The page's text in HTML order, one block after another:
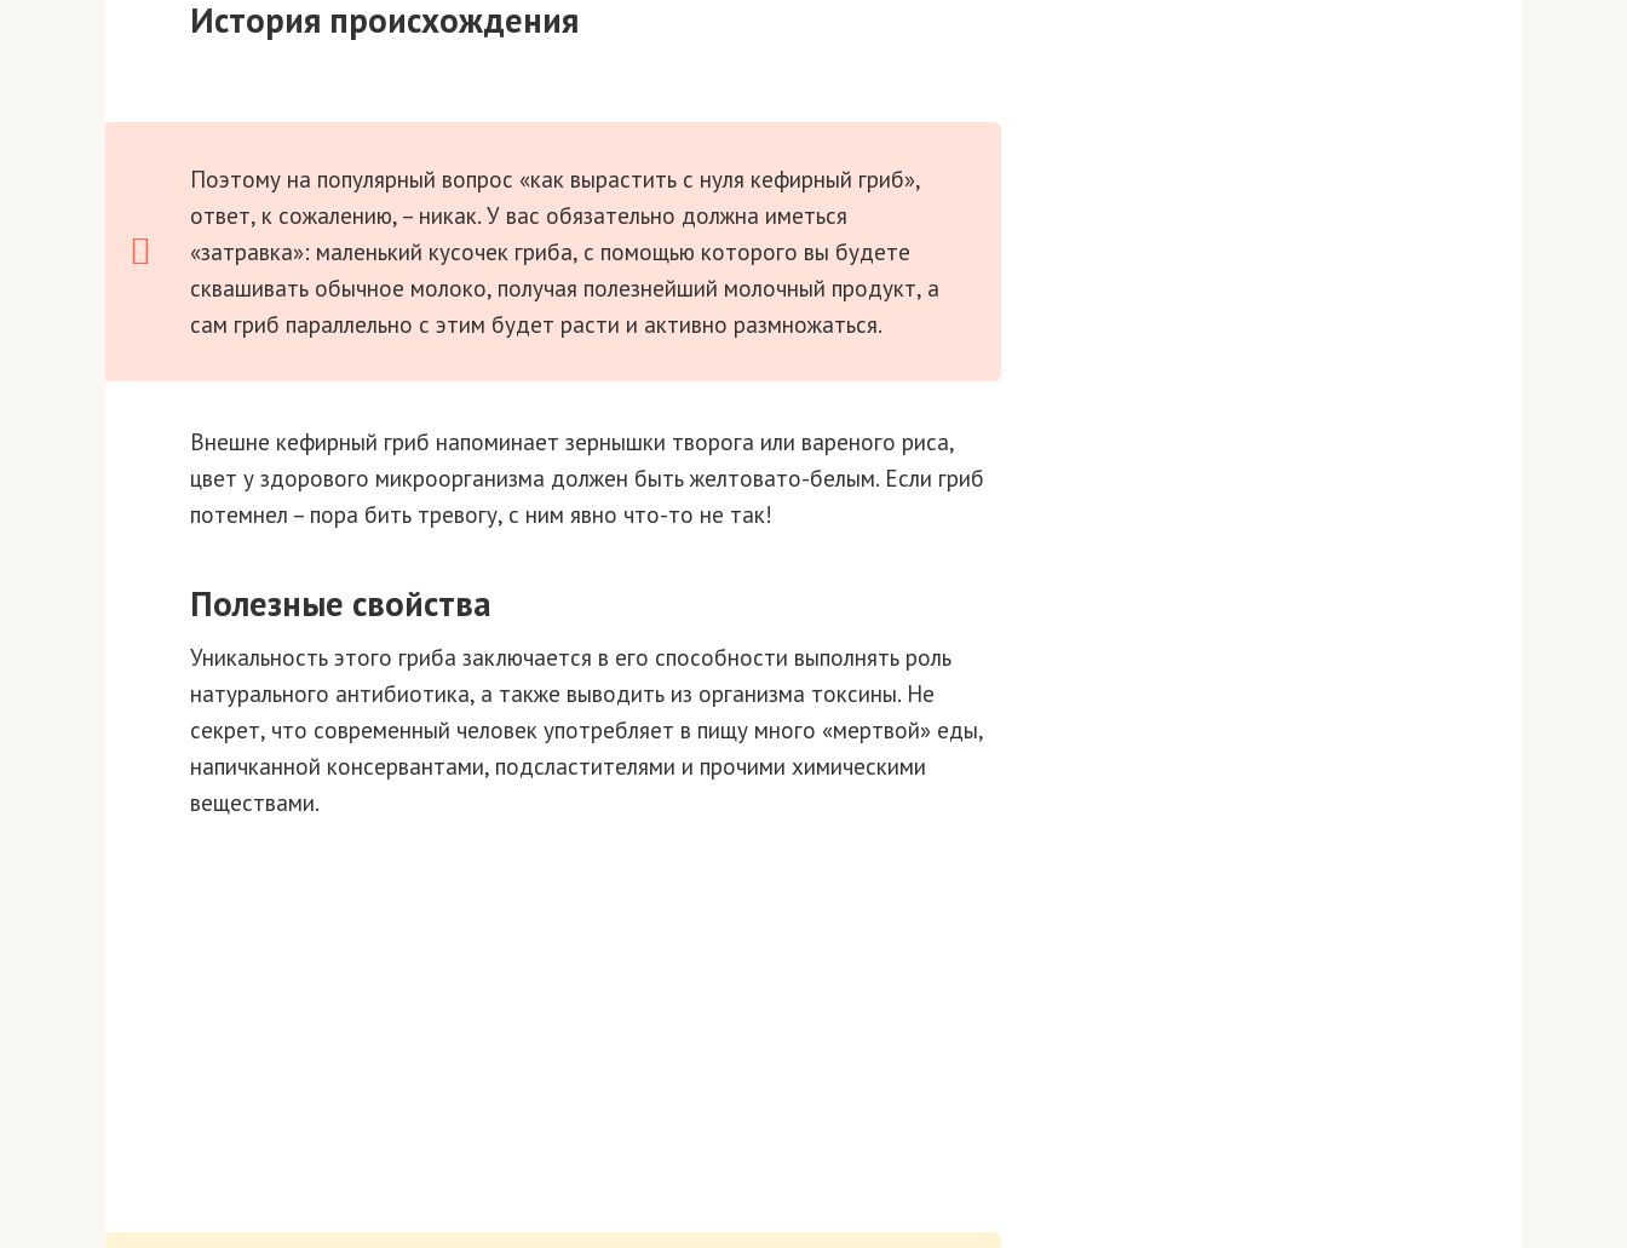
История происхождения
Поэтому на популярный вопрос «как вырастить с нуля кефирный гриб»,
ответ, к сожалению, – никак. У вас обязательно должна иметься
«затравка»: маленький кусочек гриба, с помощью которого вы будете
сквашивать обычное молоко, получая полезнейший молочный продукт, а
сам гриб параллельно с этим будет расти и активно размножаться.
Внешне кефирный гриб напоминает зернышки творога или вареного риса,
цвет у здорового микроорганизма должен быть желтовато-белым. Если гриб
потемнел – пора бить тревогу, с ним явно что-то не так!
Полезные свойства
Уникальность этого гриба заключается в его способности выполнять роль
натурального антибиотика, а также выводить из организма токсины. Не
секрет, что современный человек употребляет в пищу много «мертвой» еды,
напичканной консервантами, подсластителями и прочими химическими
веществами.